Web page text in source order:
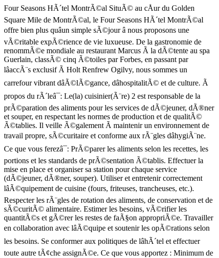
Four Seasons HÃ´tel MontrÃ©al SituÃ© au cÅur du Golden
Square Mile de MontrÃ©al, le Four Seasons HÃ´tel MontrÃ©al
offre bien plus quâun simple sÃ©jour â nous proposons une
vÃ©ritable expÃ©rience de vie luxueuse. De la gastronomie de
renommÃ©e mondiale au restaurant Marcus Ã la dÃ©tente au spa
Guerlain, classÃ© cinq Ã©toiles par Forbes, en passant par
lâaccÃ¨s exclusif Ã Holt Renfrew Ogilvy, nous sommes un
carrefour vibrant dâÃ©lÃ©gance, dâhospitalitÃ© et de culture. Ã
propos du rÃ´leâ¯: Le(la) cuisinier(Ã¨re) 2 est responsable de la
prÃ©paration des aliments pour les services de dÃ©jeuner, dÃ®ner
et souper, en respectant les normes de production et de qualitÃ©
Ã©tablies. Il veille Ã©galement Ã maintenir un environnement de
travail propre, sÃ©curitaire et conforme aux rÃ¨gles dâhygiÃ¨ne.
Ce que vous ferezâ¯: PrÃ©parer les aliments selon les recettes, les
portions et les standards de prÃ©sentation Ã©tablis. Effectuer la
mise en place et organiser sa station pour chaque service
(dÃ©jeuner, dÃ®ner, souper). Utiliser et entretenir correctement
lâÃ©quipement de cuisine (fours, friteuses, trancheuses, etc.).
Respecter les rÃ¨gles de rotation des aliments, de conservation et de
sÃ©curitÃ© alimentaire. Estimer les besoins, vÃ©rifier les
quantitÃ©s et gÃ©rer les restes de faÃ§on appropriÃ©e. Travailler
en collaboration avec lâÃ©quipe et soutenir les opÃ©rations selon
les besoins. Se conformer aux politiques de lâhÃ´tel et effectuer
toute autre tÃ¢che assignÃ©e. Ce que vous apportez : Minimum de